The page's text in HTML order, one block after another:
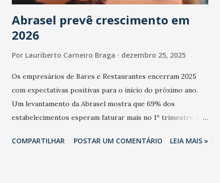
Abrasel prevê crescimento em
2026
Por Lauriberto Carneiro Braga dezembro 25, 2025
Os empresários de Bares e Restaurantes encerram 2025
com expectativas positivas para o início do próximo ano.
Um levantamento da Abrasel mostra que 69% dos
estabelecimentos esperam faturar mais no 1º trimestre de
relação ao último trimestre deste ano, 56% também
COMPARTILHAR POSTAR UM COMENTÁRIO LEIA MAIS »